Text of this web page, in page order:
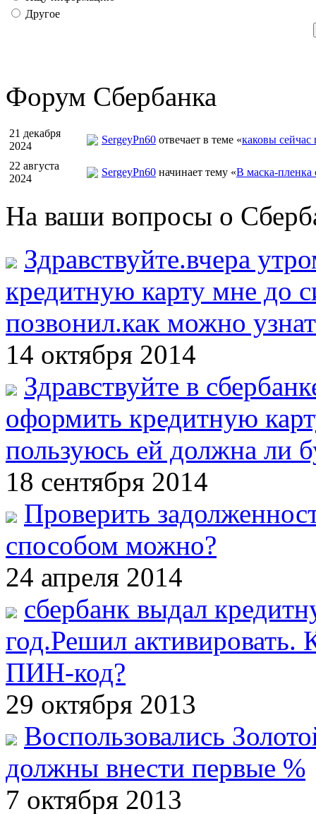
Другое
Форум Сбербанка
21 декабря
2024
SergeyPn60 отвечает в теме «каковы сейчас
22 августа
2024
SergeyPn60 начинает тему «В маска-
На ваши вопросы о
Здравствуйте.вчера
кредитную карту мне до
позвонил.как можно
14 октября 2014
Здравствуйте в
оформить кредитную
пользуюсь ей должна ли
18 сентября 2014
Проверить
способом можно?
24 апреля 2014
сбербанк выдал
год.Решил активировать.
ПИН-код?
29 октября 2013
Воспользовались
должны внести первые %
7 октября 2013